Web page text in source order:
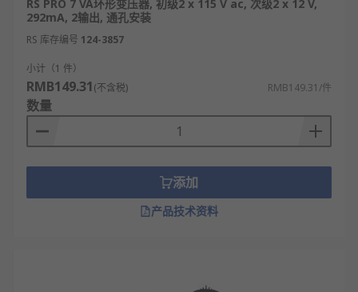
确定功率大小：设备总功率×1.2~1.5倍预留余
核对输入电压：家用/工控常用AC220V，设备
是110V就要选对应输入款。
匹配输出电压：严格按设备供电要求选
12V/24V/36V/48V等，多组输出要分别对应。
关注用途需求：音响选低噪声环形变压器，医
疗/精密仪器选隔离型，工控选足功率款。
看安装尺寸：根据设备空间选外径、高度合适
小、带过热保护的正规产品。
RS PRO 7 VA环形变压器, 初级2 x 115 V ac, 次级2 x 12 V,
292mA, 2输出, 通孔安装
RS 库存编号 124-3857
小计（1 件）
RMB149.31(不含税) RMB149.31/件
数量
添加
产品技术资料